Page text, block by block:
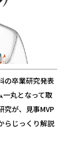
の卒業研究発表
丸となって取
究が、見事MVP
らじっくり解説